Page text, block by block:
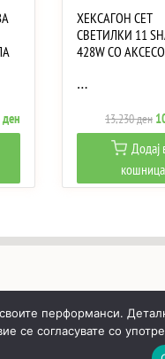
денCurrent
price
ХЕКСАГОН СЕТ
СВЕТИЛКИ 11
428W СО
…
13,230ден
Додај
кошница
перформанси.
се согласувате со